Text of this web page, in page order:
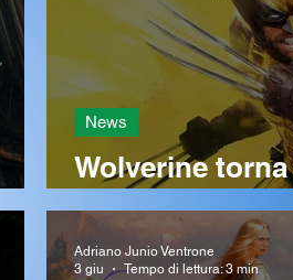
Wolverine
gameplay
News
Adriano Junio Ventrone
3 giu
Tempo di lettura: 3 min